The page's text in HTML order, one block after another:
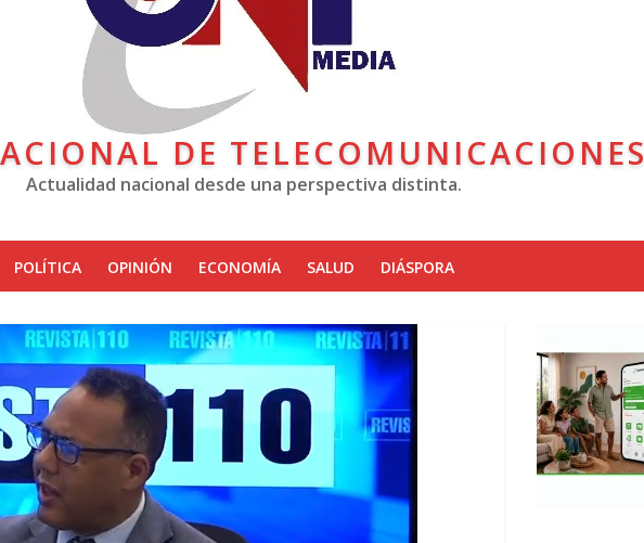
DE TELECOMUNICACIONES
Actualidad nacional desde una perspectiva distinta.
POLÍTICA OPINIÓN ECONOMÍA SALUD DIÁSPORA